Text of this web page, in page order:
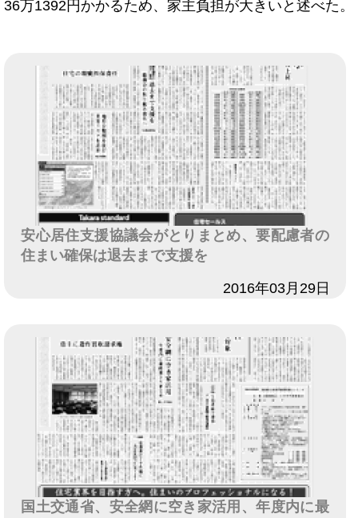
36万1392円かかるため、家主負担が大きいと述べた。
安心居住支援協議会がとりまとめ、要配慮者の
住まい確保は退去まで支援を
2016年03月29日
国土交通省、安全網に空き家活用、年度内に最